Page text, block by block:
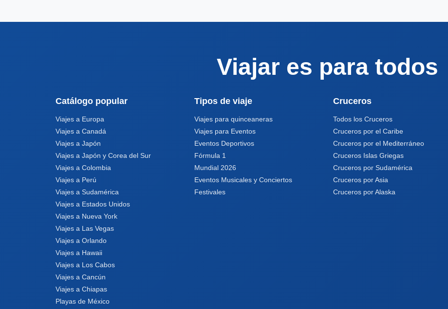
Viajar es para todos
Catálogo popular
Viajes a Europa
Viajes a Canadá
Viajes a Japón
Viajes a Japón y Corea del Sur
Viajes a Colombia
Viajes a Perú
Viajes a Sudamérica
Viajes a Estados Unidos
Viajes a Nueva York
Viajes a Las Vegas
Viajes a Orlando
Viajes a Hawaii
Viajes a Los Cabos
Viajes a Cancún
Viajes a Chiapas
Playas de México
Tipos de viaje
Viajes para quinceaneras
Viajes para Eventos
Eventos Deportivos
Fórmula 1
Mundial 2026
Eventos Musicales y Conciertos
Festivales
Cruceros
Todos los Cruceros
Cruceros por el Caribe
Cruceros por el Mediterráneo
Cruceros Islas Griegas
Cruceros por Sudamérica
Cruceros por Asia
Cruceros por Alaska